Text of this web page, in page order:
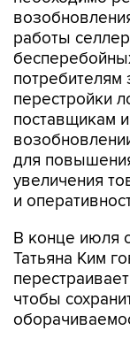
потребителям
перестройки
поставщикам
для повышения
увеличения
и
В конце июля
чтобы
Также она